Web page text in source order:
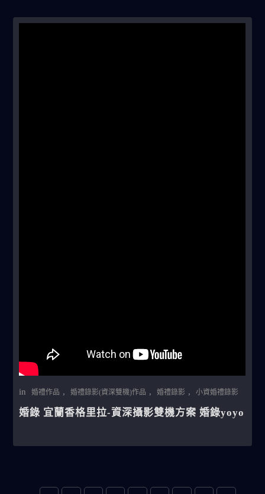
in 婚禮作品 , 婚禮錄影(資深雙機)作品 , 婚禮錄影 , 小資婚禮錄影
婚錄 宜蘭香格里拉-資深攝影雙機方案 婚錄yoyo